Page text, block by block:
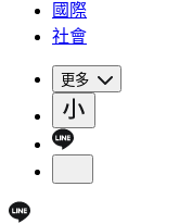
國際
社會
更多